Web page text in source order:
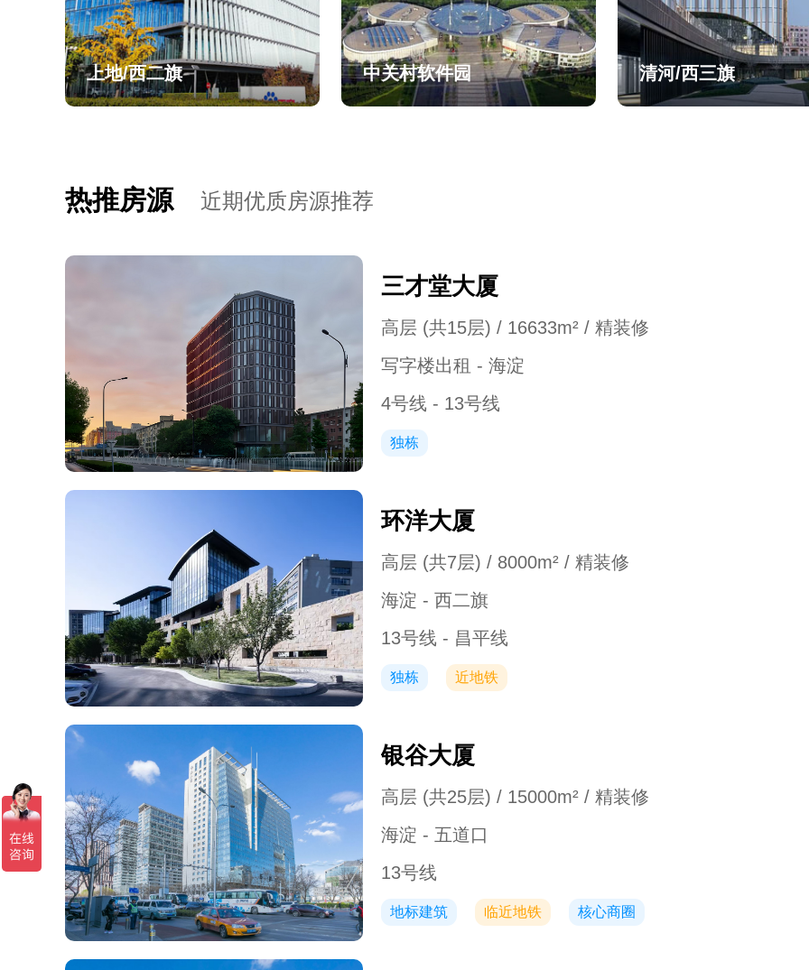
上地/西二旗 中关村软件园 清河/西三旗
热推房源 近期优质房源推荐
三才堂大厦
高层 (共15层) / 16633m² / 精装修
写字楼出租 - 海淀
4号线 - 13号线
独栋
环洋大厦
高层 (共7层) / 8000m² / 精装修
海淀 - 西二旗
13号线 - 昌平线
独栋 近地铁
银谷大厦
高层 (共25层) / 15000m² / 精装修
海淀 - 五道口
13号线
地标建筑 临近地铁 核心商圈